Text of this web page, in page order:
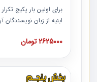
برای اولین بار پکیج
ابنیه از زبان
ردیف ها و مطالب
دوره به صورت کامل
دوره با کلام مهندس
مشاور در امر بازنگری
2625000 تومان